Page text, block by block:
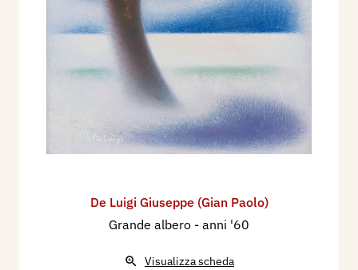
De Luigi Giuseppe (Gian Paolo)
Grande albero - anni '60
Visualizza scheda